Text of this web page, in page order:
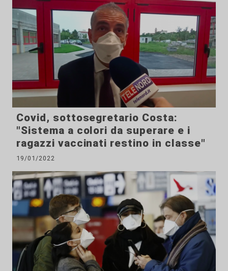
Covid, sottosegretario Costa:
"Sistema a colori da superare e i
ragazzi vaccinati restino in classe"
19/01/2022